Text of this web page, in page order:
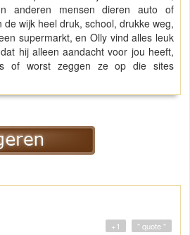
anderen mensen dieren auto of
wijk heel druk, school, drukke weg,
supermarkt, en Olly vind alles leuk
hij alleen aandacht voor jou heeft,
of worst zeggen ze op die sites
" quote "
+1